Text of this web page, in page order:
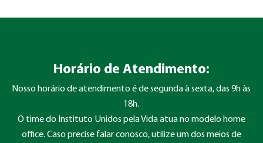
Horário de Atendimento:
Nosso horário de atendimento é de segunda à sexta, das 9h às
18h.
O time do Instituto Unidos pela Vida atua no modelo home
office. Caso precise falar conosco, utilize um dos meios de